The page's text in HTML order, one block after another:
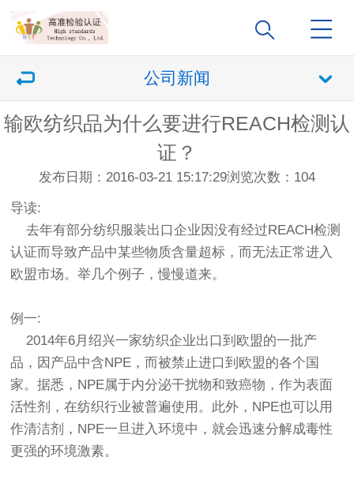
公司新闻
输欧纺织品为什么要进行REACH检测认
证？
发布日期：2016-03-21 15:17:29浏览次数： 104
导读:
去年有部分纺织服装出口企业因没有经过REACH检测
认证而导致产品中某些物质含量超标，而无法正常进入
欧盟市场。举几个例子，慢慢道来。
例一:
2014年6月绍兴一家纺织企业出口到欧盟的一批产
品，因产品中含NPE，而被禁止进口到欧盟的各个国
家。据悉，NPE属于内分泌干扰物和致癌物，作为表面
活性剂，在纺织行业被普遍使用。此外，NPE也可以用
作清洁剂，NPE一旦进入环境中，就会迅速分解成毒性
更强的环境激素。